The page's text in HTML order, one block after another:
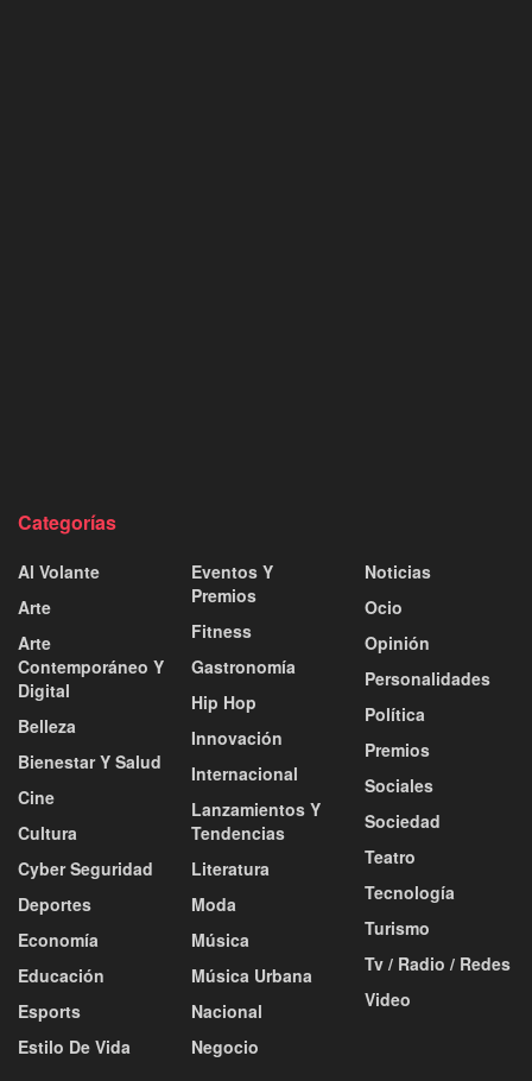
Categorías
Al Volante
Arte
Arte
Contemporáneo Y
Digital
Belleza
Bienestar Y Salud
Cine
Cultura
Cyber Seguridad
Deportes
Economía
Educación
Esports
Estilo De Vida
Eventos Y
Premios
Fitness
Gastronomía
Hip Hop
Innovación
Internacional
Lanzamientos Y
Tendencias
Literatura
Moda
Música
Música Urbana
Nacional
Negocio
Noticias
Ocio
Opinión
Personalidades
Política
Premios
Sociales
Sociedad
Teatro
Tecnología
Turismo
Tv / Radio / Redes
Video